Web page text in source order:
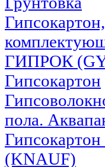
ГИПРОК
Гипсокартон
пола.
(KNAUF)